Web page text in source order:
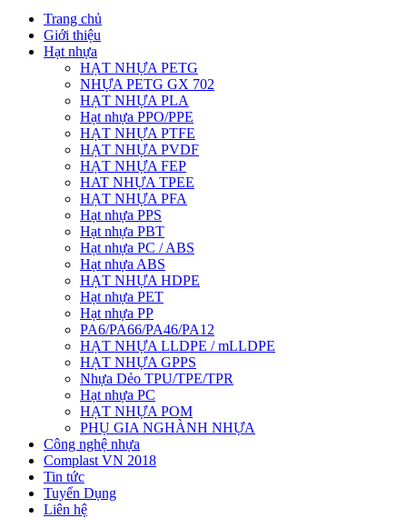
Trang chủ
Giới thiệu
Hạt nhựa
HẠT NHỰA PETG
NHỰA PETG GX 702
HẠT NHỰA PLA
Hạt nhựa PPO/PPE
HẠT NHỰA PTFE
HẠT NHỰA PVDF
HẠT NHỰA FEP
HAT NHỰA TPEE
HẠT NHỰA PFA
Hạt nhựa PPS
Hạt nhựa PBT
Hạt nhựa PC / ABS
Hạt nhựa ABS
HẠT NHỰA HDPE
Hạt nhựa PET
Hạt nhựa PP
PA6/PA66/PA46/PA12
HẠT NHỰA LLDPE / mLLDPE
HẠT NHỰA GPPS
Nhựa Dẻo TPU/TPE/TPR
Hạt nhựa PC
HẠT NHỰA POM
PHỤ GIA NGHÀNH NHỰA
Công nghệ nhựa
Complast VN 2018
Tin tức
Tuyển Dụng
Liên hệ